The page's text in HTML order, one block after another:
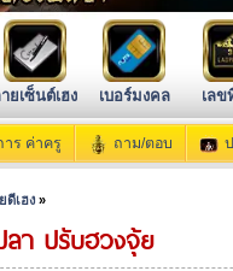
ยเซ็นต์เฮง เบอร์มงคล เล
าร ค่าครู ถาม/ตอบ
ดีเฮง »
ลา ปรับฮวงจุ้ย